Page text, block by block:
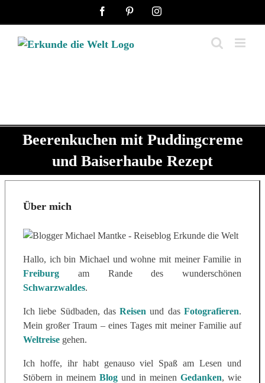
Inhalt
springen
FacebookPinterestInstagram
Beerenkuchen mit Puddingcreme
und Baiserhaube Rezept
Über mich
Hallo, ich bin Michael und wohne mit meiner Familie in
Freiburg am Rande des wunderschönen
Schwarzwaldes.
Ich liebe Südbaden, dasReisen und dasFotografieren.
Mein großer Traum – eines Tages mit meiner Familie auf
Weltreise gehen.
Ich hoffe, ihr habt genauso viel Spaß am Lesen und
Stöbern in meinem Blog und in meinen Gedanken, wie